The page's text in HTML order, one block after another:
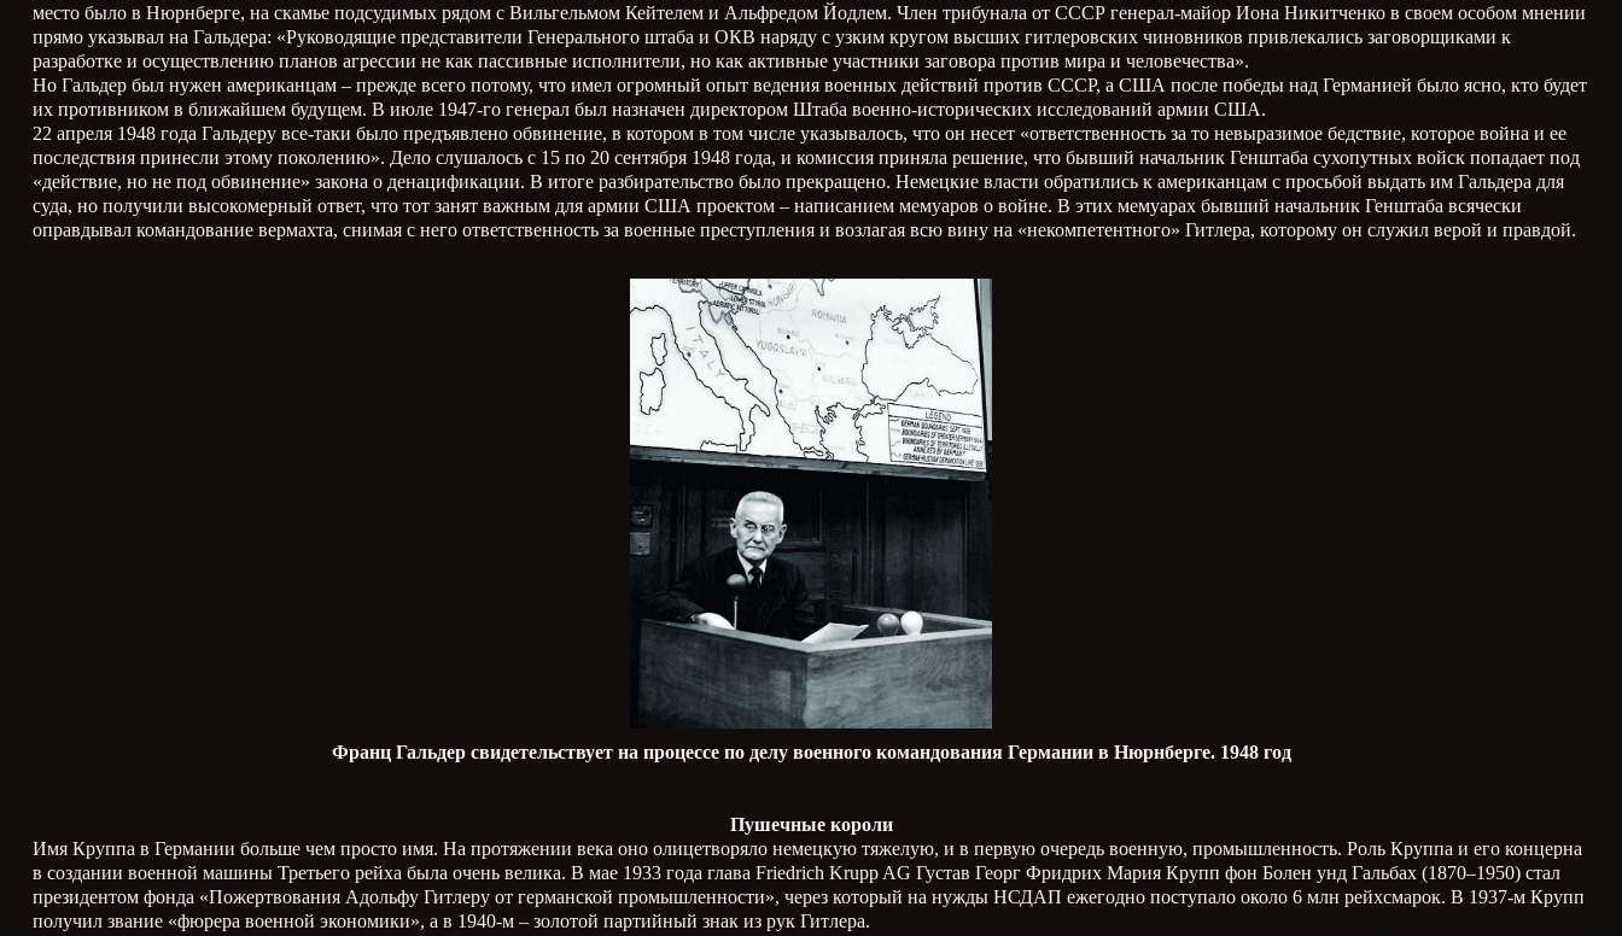
место было в Нюрнберге, на скамье подсудимых рядом с Вильгельмом Кейтелем и Альфредом Йодлем. Член трибунала от СССР генерал-майор Иона Никитченко в своем особом мнении
прямо указывал на Гальдера: «Руководящие представители Генерального штаба и ОКВ наряду с узким кругом высших гитлеровских чиновников привлекались заговорщиками к
разработке и осуществлению планов агрессии не как пассивные исполнители, но как активные участники заговора против мира и человечества».
Но Гальдер был нужен американцам – прежде всего потому, что имел огромный опыт ведения военных действий против СССР, а США после победы над Германией было ясно, кто будет
их противником в ближайшем будущем. В июле 1947-го генерал был назначен директором Штаба военно-исторических исследований армии США.
22 апреля 1948 года Гальдеру все-таки было предъявлено обвинение, в котором в том числе указывалось, что он несет «ответственность за то невыразимое бедствие, которое война и ее
последствия принесли этому поколению». Дело слушалось с 15 по 20 сентября 1948 года, и комиссия приняла решение, что бывший начальник Генштаба сухопутных войск попадает под
«действие, но не под обвинение» закона о денацификации. В итоге разбирательство было прекращено. Немецкие власти обратились к американцам с просьбой выдать им Гальдера для
суда, но получили высокомерный ответ, что тот занят важным для армии США проектом – написанием мемуаров о войне. В этих мемуарах бывший начальник Генштаба всячески
оправдывал командование вермахта, снимая с него ответственность за военные преступления и возлагая всю вину на «некомпетентного» Гитлера, которому он служил верой и правдой.
Франц Гальдер свидетельствует на процессе по делу военного командования Германии в Нюрнберге. 1948 год
Пушечные короли
Имя Круппа в Германии больше чем просто имя. На протяжении века оно олицетворяло немецкую тяжелую, и в первую очередь военную, промышленность. Роль Круппа и его концерна
в создании военной машины Третьего рейха была очень велика. В мае 1933 года глава Friedrich Krupp AG Густав Георг Фридрих Мария Крупп фон Болен унд Гальбах (1870–1950) стал
президентом фонда «Пожертвования Адольфу Гитлеру от германской промышленности», через который на нужды НСДАП ежегодно поступало около 6 млн рейхсмарок. В 1937-м Крупп
получил звание «фюрера военной экономики», а в 1940-м – золотой партийный знак из рук Гитлера.